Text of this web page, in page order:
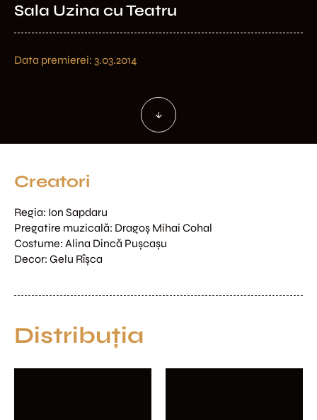
Sala Uzina cu Teatru
Data premierei: 3.03.2014
Creatori
Regia: Ion Sapdaru
Pregatire muzicală: Dragoş Mihai Cohal
Costume: Alina Dincă Puşcaşu
Decor: Gelu Rîşca
Distribuția